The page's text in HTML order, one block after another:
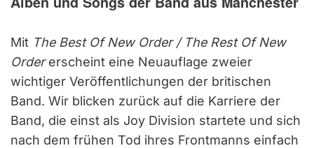
Mit The Best Of New Order / The Rest Of New
Ordererscheint eine Neuauflage zweier
wichtiger Veröffentlichungen der britischen
Band. Wir blicken zurück auf die Karriere der
Band, die einst als Joy Division startete und sich
nach dem frühen Tod ihres Frontmanns einfach